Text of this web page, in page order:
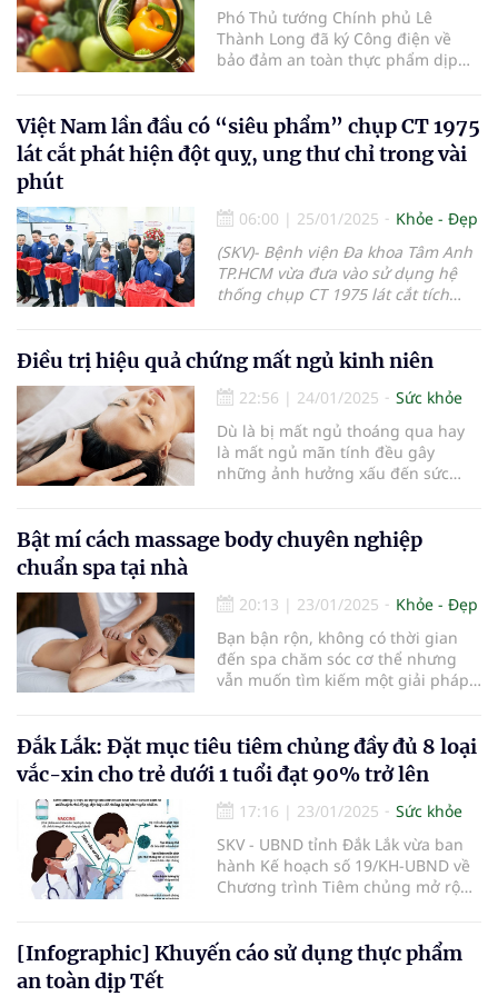
Phó Thủ tướng Chính phủ Lê
Thành Long đã ký Công điện về
bảo đảm an toàn thực phẩm dịp
Việt Nam lần đầu có “siêu phẩm” chụp CT 1975
lát cắt phát hiện đột quỵ, ung thư chỉ trong vài
phút
06:00 | 25/01/2025
Khỏe - Đẹp
(SKV)- Bệnh viện Đa khoa Tâm Anh
TP.HCM vừa đưa vào sử dụng hệ
thống chụp CT 1975 lát cắt tích
rất nhanh đột quỵ, ung thư và
nhiều bệnh lý nguy hiểm khác.
Điều trị hiệu quả chứng mất ngủ kinh niên
22:56 | 24/01/2025
Sức khỏe
Dù là bị mất ngủ thoáng qua hay
là mất ngủ mãn tính đều gây
những ảnh hưởng xấu đến sức
Bật mí cách massage body chuyên nghiệp
chuẩn spa tại nhà
20:13 | 23/01/2025
Khỏe - Đẹp
Bạn bận rộn, không có thời gian
đến spa chăm sóc cơ thể nhưng
vẫn muốn tìm kiếm một giải pháp
ngôi nhà của mình thành một spa
thu nhỏ với cách massage body
chuyên nghiệp được chia sẻ từ ch
Đắk Lắk: Đặt mục tiêu tiêm chủng đầy đủ 8 loại
vắc-xin cho trẻ dưới 1 tuổi đạt 90% trở lên
17:16 | 23/01/2025
Sức khỏe
SKV - UBND tỉnh Đắk Lắk vừa ban
hành Kế hoạch số 19/KH-UBND về
Chương trình Tiêm chủng mở rộng
[Infographic] Khuyến cáo sử dụng thực phẩm
an toàn dịp Tết